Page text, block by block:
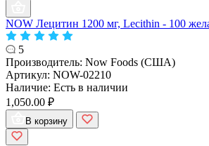
NOW Лецитин 1200 мг, Lecithin - 100
5
Производитель: Now Foods (США)
Артикул: NOW-02210
Наличие: Есть в наличии
1,050.00 ₽
В корзину